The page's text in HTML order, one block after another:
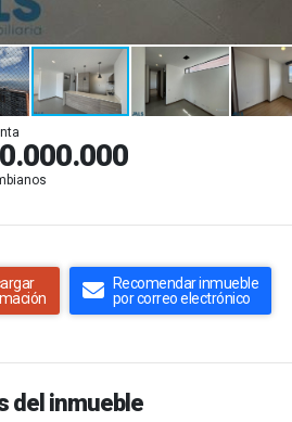
Recomendar inmueble
por correo electrónico
del inmueble